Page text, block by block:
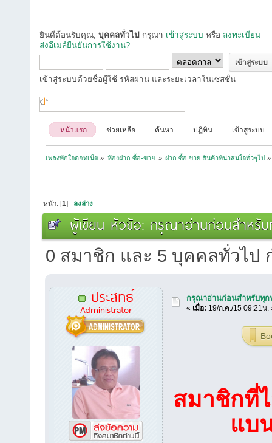
ยินดีต้อนรับคุณ, บุคคลทั่วไป กรุณา เข้าสู่ระบบ หรือ ลงทะเบียน
ส่งอีเมล์ยืนยันการใช้งาน?
เข้าสู่ระบบด้วยชื่อผู้ใช้ รหัสผ่าน และระยะเวลาในเซสชั่น
หน้าแรก ช่วยเหลือ ค้นหา ปฏิทิน เข้าสู่ระบบ
เพลงพักใจดอทเน็ต » ห้องฝาก ซื้อ-ขาย » ฝาก ซื้อ ขาย สินค้าที่น่าสนใจทั่วๆไป »
หน้า: [1] ลงล่าง
ผู้เขียน หัวข้อ: กรุณาอ่านก่อนสำหรั
0 สมาชิก และ 5 บุคคลทั่วไป
ประสิทธิ์
Administrator
กรุณาอ่านก่อนสำหรับทุก
« เมื่อ: 19/ก.ค./15 09:21น.
สมาชิกที่
แบ